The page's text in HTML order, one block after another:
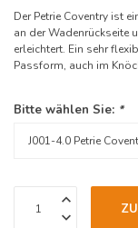
Der Petrie Coventry ist
an der Wadenrückseite
erleichtert. Ein sehr
Passform, auch im
Bitte wählen Sie: *